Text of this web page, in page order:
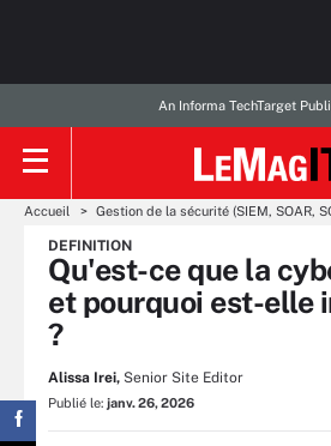
An Informa TechTarget
Accueil Gestion de la sécurité (SIEM, SOAR,
DEFINITION
Qu'est-ce que la
et pourquoi est-elle
?
Alissa Irei, Senior Site Editor
Publié le: janv. 26, 2026